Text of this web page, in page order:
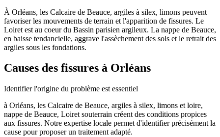
À Orléans, les Calcaire de Beauce, argiles à silex, limons peuvent
favoriser les mouvements de terrain et l'apparition de fissures. Le
Loiret est au coeur du Bassin parisien argileux. La nappe de Beauce,
en baisse tendancielle, aggrave l'assèchement des sols et le retrait des
argiles sous les fondations.
Causes des fissures à Orléans
Identifier l'origine du problème est essentiel
à Orléans, les Calcaire de Beauce, argiles à silex, limons et loire,
nappe de Beauce, Loiret souterrain créent des conditions propices
aux fissures. Notre expertise locale permet d'identifier précisément la
cause pour proposer un traitement adapté.